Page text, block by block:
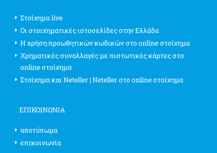
Στοίχημα live
Οι στοιχηματικές ιστοσελίδες στην Ελλάδα
Η χρήση προωθητικών κωδικών στο online στοίχημα
Χρηματικές συναλλαγές με πιστωτικές κάρτες στο
online στοίχημα
Στοίχημα και Neteller | Neteller στο online στοίχημα
ΕΠΙΚΟΙΝΩΝΊΑ
αποτύπωμα
επικοινωνία